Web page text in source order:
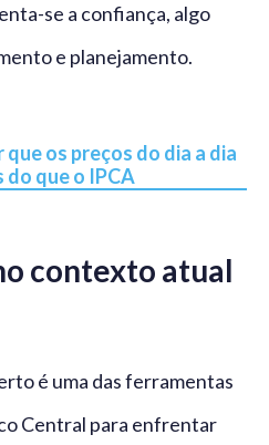
se a confiança, algo
e planejamento.
os preços do dia a dia
do que o IPCA
contexto atual
é uma das ferramentas
Central para enfrentar